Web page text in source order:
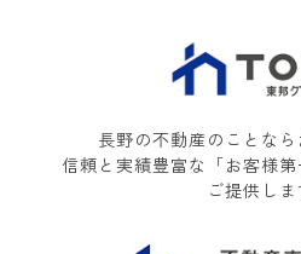
長野の不動産のことなら
信頼と実績豊富な「お客様
ご提供しま